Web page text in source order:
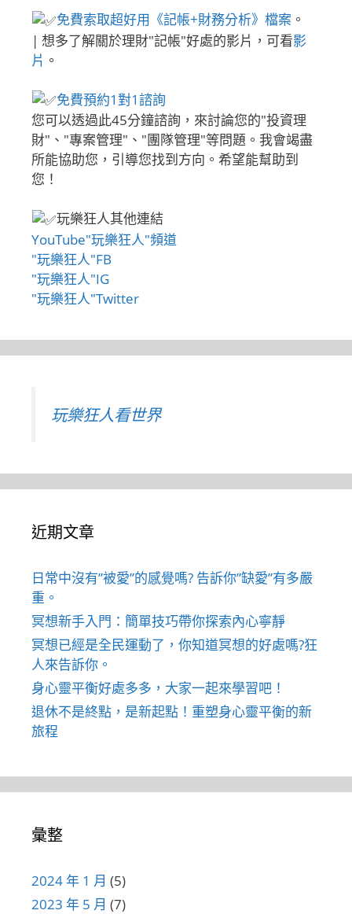
免費索取超好用《記帳+財務分析》檔案 。
| 想多了解關於理財"記帳"好處的影片，可看影
片 。
免費預約1對1諮詢
您可以透過此45分鐘諮詢，來討論您的"投資理
財"、"專案管理"、"團隊管理"等問題。我會竭盡
所能協助您，引導您找到方向。希望能幫助到
您！
玩樂狂人其他連結
YouTube"玩樂狂人"頻道
"玩樂狂人"FB
"玩樂狂人"IG
"玩樂狂人"Twitter
玩樂狂人看世界
近期文章
日常中沒有”被愛”的感覺嗎? 告訴你”缺愛”有多嚴
重。
冥想新手入門：簡單技巧帶你探索內心寧靜
冥想已經是全民運動了，你知道冥想的好處嗎?狂
人來告訴你。
身心靈平衡好處多多，大家一起來學習吧！
退休不是終點，是新起點！重塑身心靈平衡的新
旅程
彙整
2024 年 1 月 (5)
2023 年 5 月 (7)